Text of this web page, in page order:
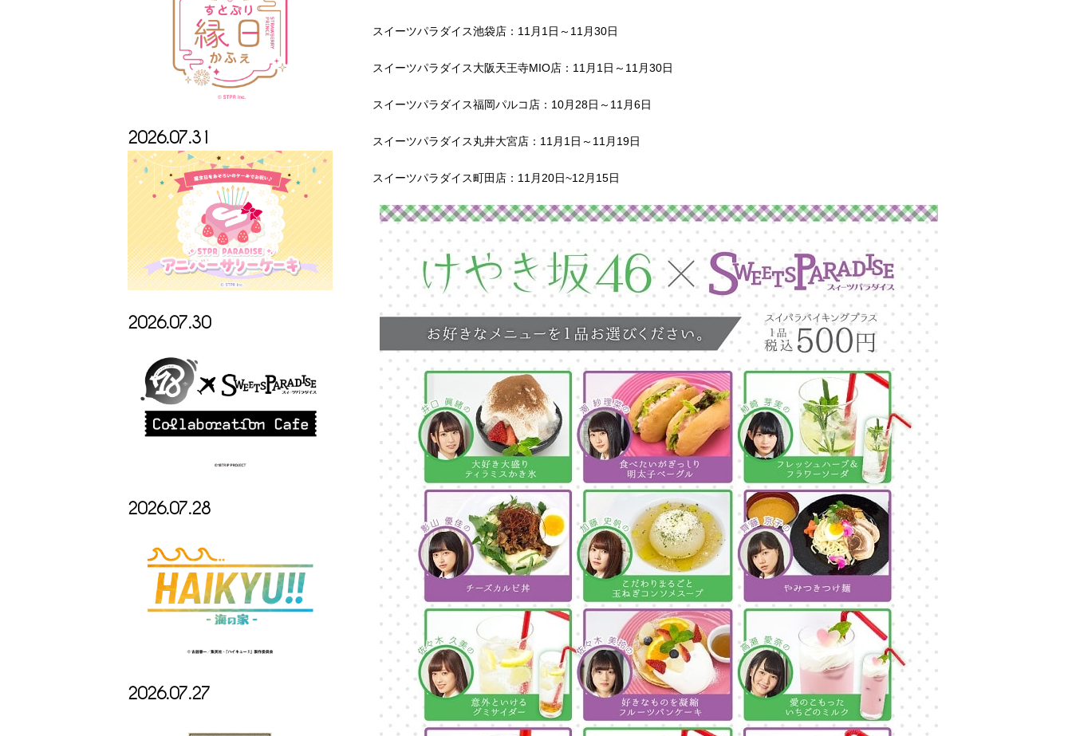
2026.07.31
2026.07.30
2026.07.28
2026.07.27
スイーツパラダイス池袋店：11月1日～11月30日
スイーツパラダイス大阪天王寺MIO店：11月1日～11月30日
スイーツパラダイス福岡パルコ店：10月28日～11月6日
スイーツパラダイス丸井大宮店：11月1日～11月19日
スイーツパラダイス町田店：11月20日~12月15日